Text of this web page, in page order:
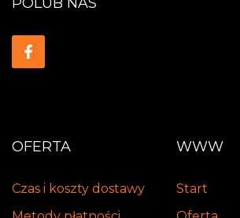
OFERTA
Czas i koszty dostawy
WWW
Start